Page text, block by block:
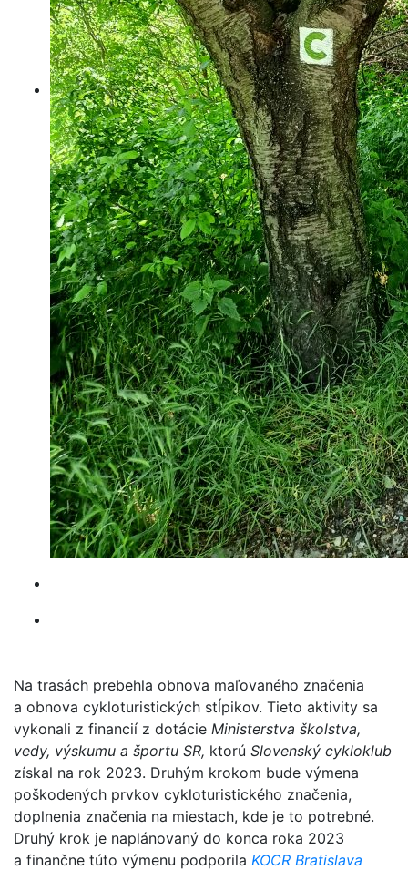
Na trasách prebehla obnova maľovaného značenia
a obnova cykloturistických stĺpikov. Tieto aktivity sa
vykonali z financií z dotácie Ministerstva školstva,
vedy, výskumu a športu SR, ktorú Slovenský cykloklub
získal na rok 2023. Druhým krokom bude výmena
poškodených prvkov cykloturistického značenia,
doplnenia značenia na miestach, kde je to potrebné.
Druhý krok je naplánovaný do konca roka 2023
a finančne túto výmenu podporila KOCR Bratislava